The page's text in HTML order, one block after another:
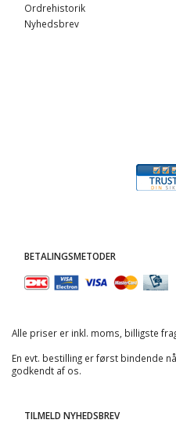
Ordrehistorik
Nyhedsbrev
BETALINGSMETODER
Alle priser er inkl. moms, billigste
En evt. bestilling er først bindende
godkendt af os.
TILMELD NYHEDSBREV